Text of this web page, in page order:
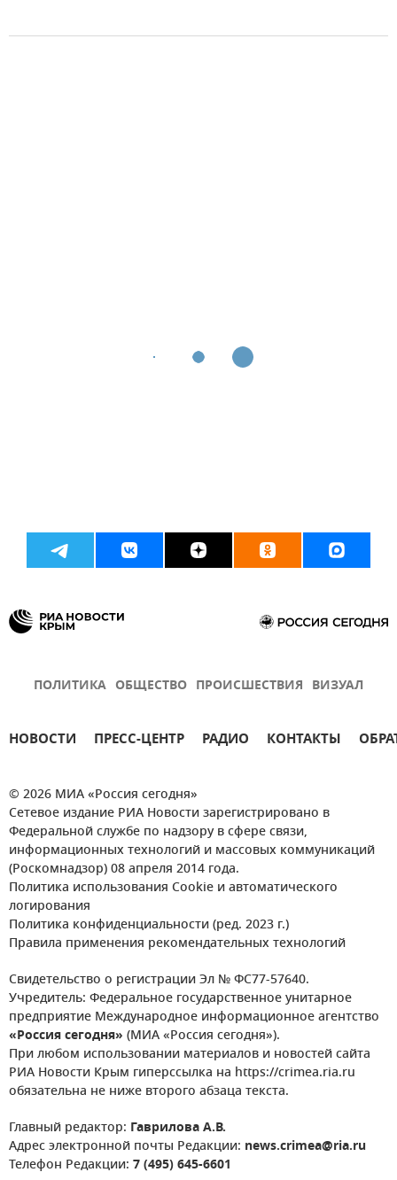
ПОЛИТИКА ОБЩЕСТВО ПРОИСШЕСТВИЯ ВИЗУАЛ
НОВОСТИ ПРЕСС-ЦЕНТР РАДИО КОНТАКТЫ
© 2026 МИА «Россия сегодня»
Сетевое издание РИА Новости зарегистрировано в
Федеральной службе по надзору в сфере связи,
информационных технологий и массовых коммуникаций
(Роскомнадзор) 08 апреля 2014 года.
Политика использования Cookie и автоматического
логирования
Политика конфиденциальности (ред. 2023 г.)
Правила применения рекомендательных технологий
Свидетельство о регистрации Эл № ФС77-57640.
Учредитель: Федеральное государственное унитарное
предприятие Международное информационное агентство
«Россия сегодня» (МИА «Россия сегодня»).
При любом использовании материалов и новостей сайта
РИА Новости Крым гиперссылка на https://crimea.ria.ru
обязательна не ниже второго абзаца текста.
Главный редактор: Гаврилова А.В.
Адрес электронной почты Редакции: news.crimea@ria.ru
Телефон Редакции: 7 (495) 645-6601